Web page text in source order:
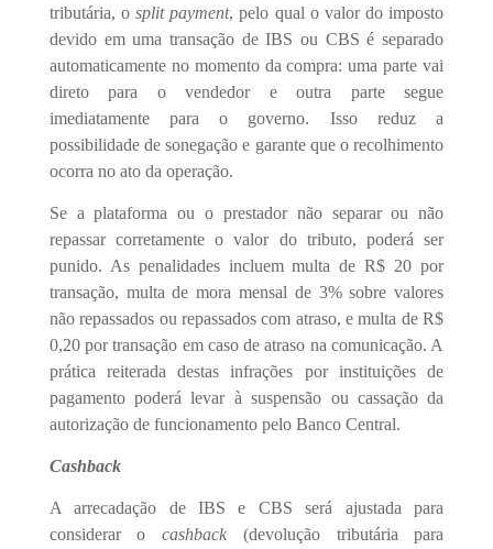
tributária, osplit payment, pelo qual o valor do imposto
devido em uma transação de IBS ou CBS é separado
automaticamente no momento da compra: uma parte vai
direto para o vendedor e outra parte segue
imediatamente para o governo. Isso reduz a
possibilidade de sonegação e garante que o recolhimento
ocorra no ato da operação.
Se a plataforma ou o prestador não separar ou não
repassar corretamente o valor do tributo, poderá ser
punido. As penalidades incluem multa de R$ 20 por
transação, multa de mora mensal de 3% sobre valores
não repassados ou repassados com atraso, e multa de R$
0,20 por transação em caso de atraso na comunicação. A
prática reiterada destas infrações por instituições de
pagamento poderá levar à suspensão ou cassação da
autorização de funcionamento pelo Banco Central.
Cashback
A arrecadação de IBS e CBS será ajustada para
considerar ocashback (devolução tributária para